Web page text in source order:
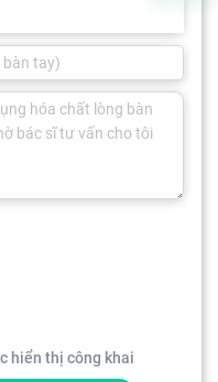
hiển thị công khai